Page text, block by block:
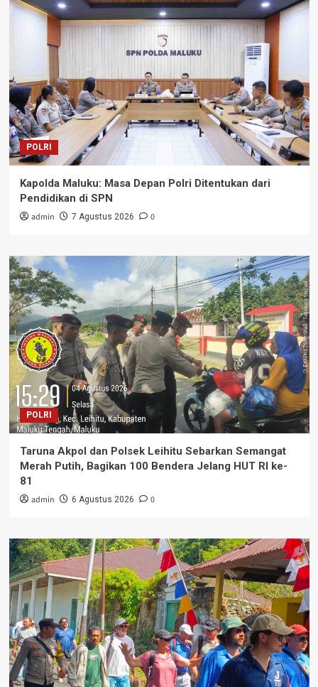
POLRI
Kapolda Maluku: Masa Depan Polri Ditentukan dari
Pendidikan di SPN
admin 7 Agustus 2026 0
POLRI
Taruna Akpol dan Polsek Leihitu Sebarkan Semangat
Merah Putih, Bagikan 100 Bendera Jelang HUT RI ke-
81
admin 6 Agustus 2026 0